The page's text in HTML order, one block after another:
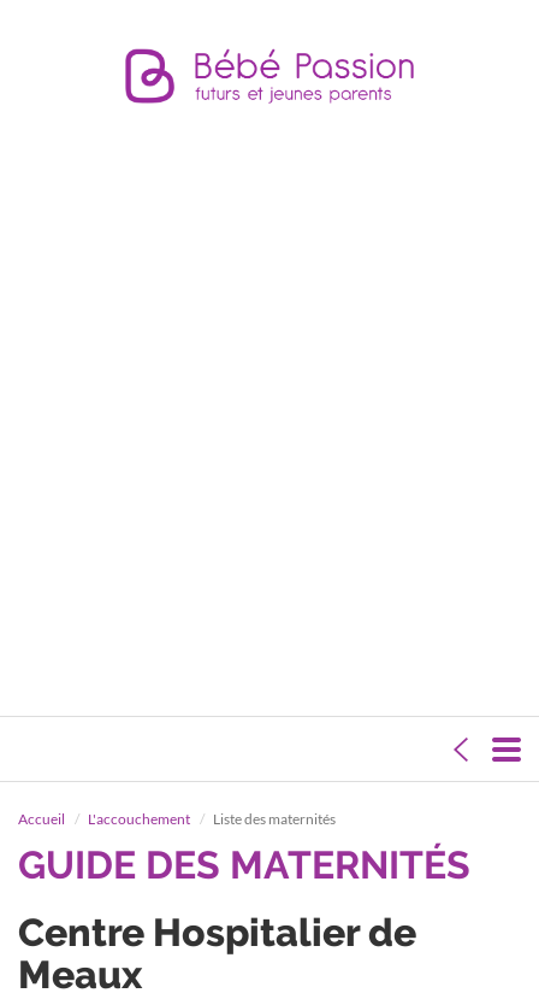
Accueil L'accouchement Liste des maternités
GUIDE DES MATERNITÉS
Centre Hospitalier de
Meaux